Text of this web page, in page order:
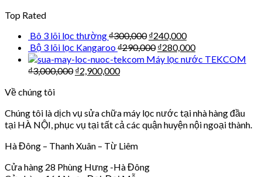
Top Rated
Bô 3 lõi lọc thường₫300,000 ₫240,000
Bộ 3 lõi lọc Kangaroo₫290,000 ₫280,000
Máy lọc nước TEKCOM
₫3,000,000 ₫2,900,000
Về chúng tôi
Chúng tôi là dịch vụ sửa chữa máy lọc nước tại nhà hàng đầu
tại HÀ NỘI, phục vụ tại tất cả các quận huyện nội ngoại thành.
Hà Đông – Thanh Xuân – Từ Liêm
Cửa hàng 28 Phùng Hưng -Hà Đông